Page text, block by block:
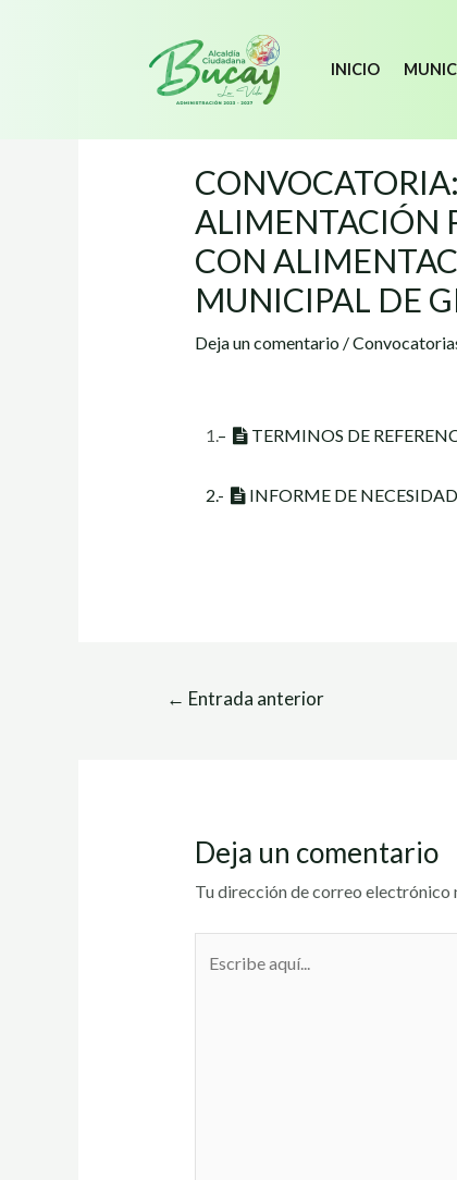
INICIO
ALIMENTACIÓN
CON
MUNICIPAL DE
Deja un comentario /
1.– TERMINOS DE
2.- INFORME DE NECESIDAD
← Entrada anterior
Deja un comentario
Tu dirección de correo electrónico